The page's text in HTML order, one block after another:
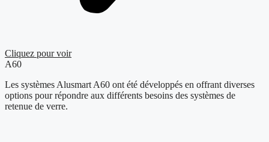
Cliquez pour voir
A60
Les systèmes Alusmart A60 ont été développés en offrant diverses
options pour répondre aux différents besoins des systèmes de
retenue de verre.